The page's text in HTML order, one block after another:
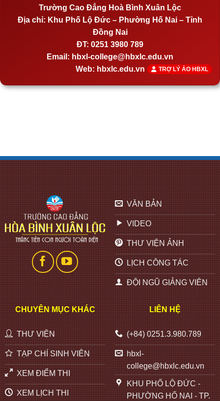
Trường Cao Đẳng Hoà Bình Xuân Lộc
Địa chỉ: Khu Phố Lộ Đức – Phường Hố Nai – Tỉnh
Đồng Nai
ĐT: 0251 3980 789
Email: hbxl-college@hbxlc.edu.vn
Web: hbxlc.edu.vn
VĂN BẢN
VIDEO
THƯ VIỆN ẢNH
LỊCH CÔNG TÁC
ĐỘI NGŨ GIẢNG VIÊN
CHUYÊN MỤC KHÁC
THƯ VIỆN
TẠP CHÍ SINH VIÊN
XEM ĐIỂM THI
XEM LỊCH THI
LIÊN HỆ
(+84) 0251.3.980.789
hbxl-
college@hbxlc.edu.vn
KHU PHỐ LỘ ĐỨC -
PHƯỜNG HỐ NAI - TP.
TRỢ LÝ ẢO HBXL